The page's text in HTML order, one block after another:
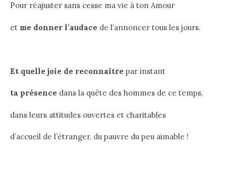
Pour réajuster sans cesse ma vie à ton Amour
et me donner l’audace de l’annoncer tous les jours.
Et quelle joie de reconnaître par instant
ta présence dans la quête des hommes de ce temps,
dans leurs attitudes ouvertes et charitables
d’accueil de l’étranger, du pauvre du peu aimable !